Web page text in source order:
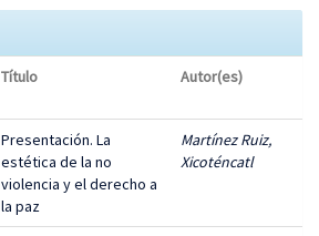
Título Autor(es)
Presentación. La
estética de la no
violencia y el derecho a
la paz
Martínez Ruiz,
Xicoténcatl